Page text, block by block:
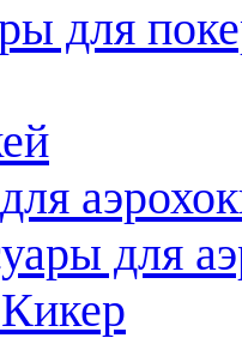
для
для